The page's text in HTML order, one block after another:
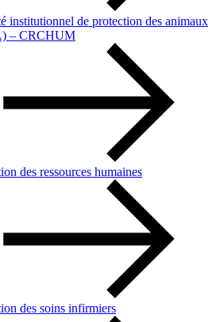
institutionnel de protection des animaux
– CRCHUM
des ressources humaines
des soins infirmiers